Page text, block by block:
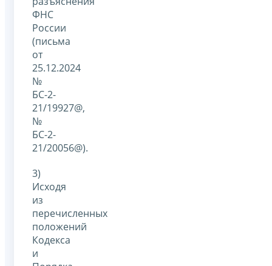
ФНС
России
(письма
от
25.12.2024
№
БС-2-
21/19927@,
№
БС-2-
21/20056@).
3)
Исходя
из
перечисленных
положений
Кодекса
и